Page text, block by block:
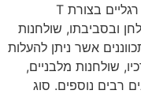
אצלנו תוכלו למצוא שולחנות עבודה עם רגליים בצורת T
ובסביבתו, שולחנות
אשר ניתן להעלות
שולחנות מלבניים,
רבים נוספים. סוג